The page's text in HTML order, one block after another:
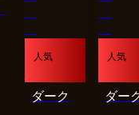
人気
ダーク
人気
ダー